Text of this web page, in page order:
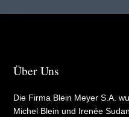
Über Uns
Die Firma Blein Meyer S.A.
Michel Blein und Irenée